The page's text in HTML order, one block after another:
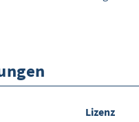
Lizenz